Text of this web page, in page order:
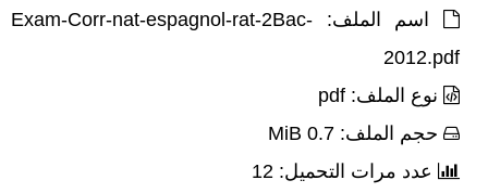
اسم الملف: Exam-Corr-nat-espagnol-rat-2Bac-
2012.pdf
نوع الملف: pdf
حجم الملف: 0.7 MiB
عدد مرات التحميل: 12